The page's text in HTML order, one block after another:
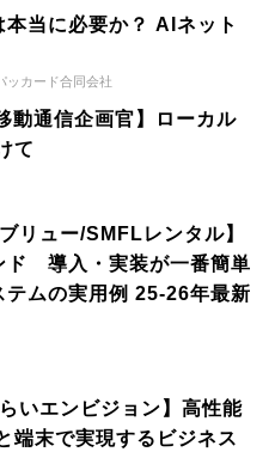
当に必要か？ AIネット
ッカード合同会社
動通信企画官】ローカル
て
リュー/SMFLレンタル】
ド 導入・実装が一番簡単
ムの実用例 25-26年最新
いエンビジョン】高性能
端末で実現するビジネス